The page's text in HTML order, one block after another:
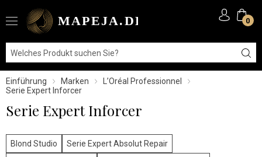
0
Einführung Marken
L’Oréal Professionnel
Serie Expert Inforcer
Serie Expert Inforcer
Blond Studio
Serie Expert Absolut Repair